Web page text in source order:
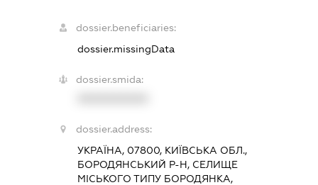
dossier.beneficiaries:
dossier.missingData
dossier.smida:
dossier.address:
УКРАЇНА, 07800, КИЇВСЬКА ОБЛ.,
БОРОДЯНСЬКИЙ Р-Н, СЕЛИЩЕ
МІСЬКОГО ТИПУ БОРОДЯНКА,